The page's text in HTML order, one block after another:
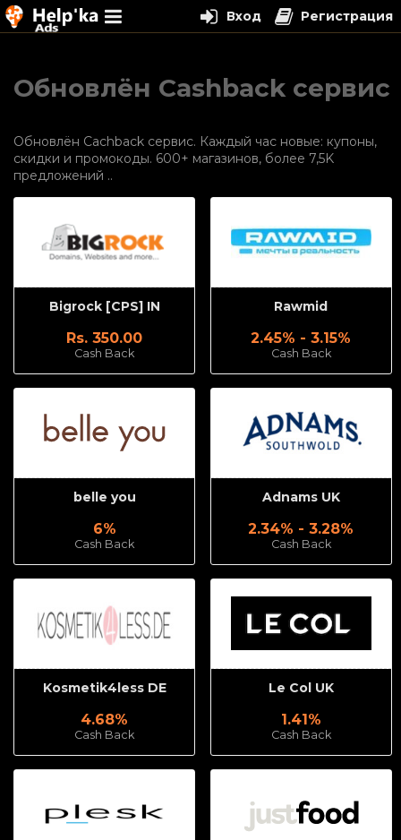
содержимому
Обновлён Cashback сервис
Обновлён Cachback сервис. Каждый час новые: купоны,
скидки и промокоды. 600+ магазинов, более 7,5K
предложений ..
Bigrock [CPS] IN
Rs. 350.00
Cash Back
Rawmid
2.45% - 3.15%
Cash Back
belle you
6%
Cash Back
Adnams UK
2.34% - 3.28%
Cash Back
Kosmetik4less DE
4.68%
Cash Back
Le Col UK
1.41%
Cash Back
Вход Регистрация